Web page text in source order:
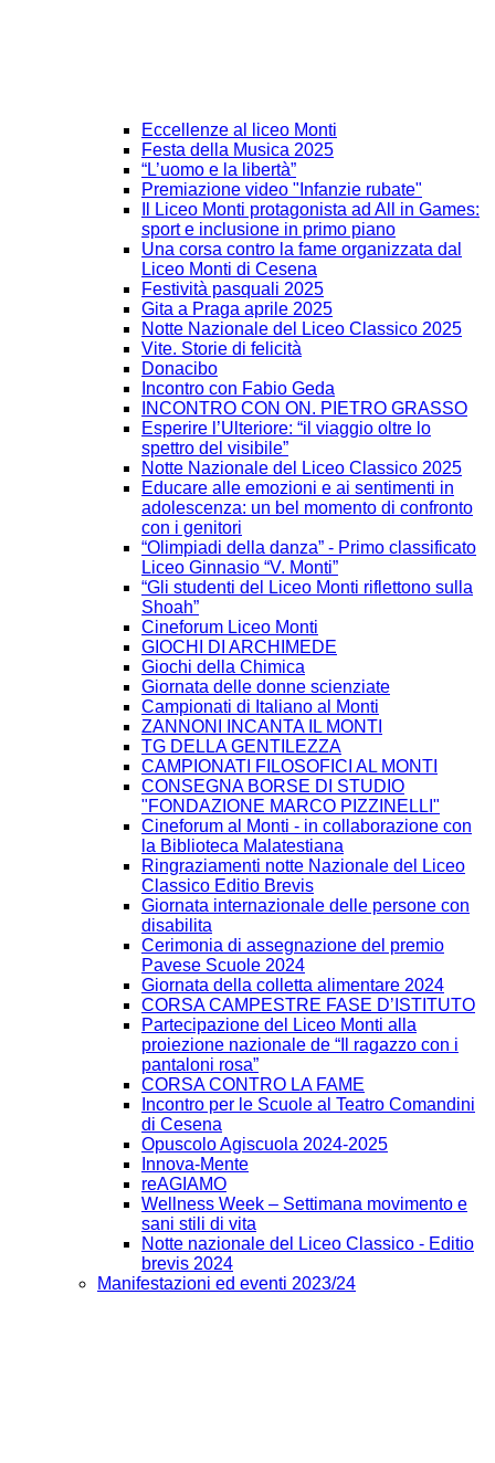
Eccellenze al liceo Monti
Festa della Musica 2025
“L’uomo e la libertà”
Premiazione video "Infanzie rubate"
Il Liceo Monti protagonista ad All in Games:
sport e inclusione in primo piano
Una corsa contro la fame organizzata dal
Liceo Monti di Cesena
Festività pasquali 2025
Gita a Praga aprile 2025
Notte Nazionale del Liceo Classico 2025
Vite. Storie di felicità
Donacibo
Incontro con Fabio Geda
INCONTRO CON ON. PIETRO GRASSO
Esperire l’Ulteriore: “il viaggio oltre lo
spettro del visibile”
Notte Nazionale del Liceo Classico 2025
Educare alle emozioni e ai sentimenti in
adolescenza: un bel momento di confronto
con i genitori
“Olimpiadi della danza” - Primo classificato
Liceo Ginnasio “V. Monti”
“Gli studenti del Liceo Monti riflettono sulla
Shoah”
Cineforum Liceo Monti
GIOCHI DI ARCHIMEDE
Giochi della Chimica
Giornata delle donne scienziate
Campionati di Italiano al Monti
ZANNONI INCANTA IL MONTI
TG DELLA GENTILEZZA
CAMPIONATI FILOSOFICI AL MONTI
CONSEGNA BORSE DI STUDIO
"FONDAZIONE MARCO PIZZINELLI"
Cineforum al Monti - in collaborazione con
la Biblioteca Malatestiana
Ringraziamenti notte Nazionale del Liceo
Classico Editio Brevis
Giornata internazionale delle persone con
disabilita
Cerimonia di assegnazione del premio
Pavese Scuole 2024
Giornata della colletta alimentare 2024
CORSA CAMPESTRE FASE D’ISTITUTO
Partecipazione del Liceo Monti alla
proiezione nazionale de “Il ragazzo con i
pantaloni rosa”
CORSA CONTRO LA FAME
Incontro per le Scuole al Teatro Comandini
di Cesena
Opuscolo Agiscuola 2024-2025
Innova-Mente
reAGIAMO
Wellness Week – Settimana movimento e
sani stili di vita
Notte nazionale del Liceo Classico - Editio
brevis 2024
Manifestazioni ed eventi 2023/24